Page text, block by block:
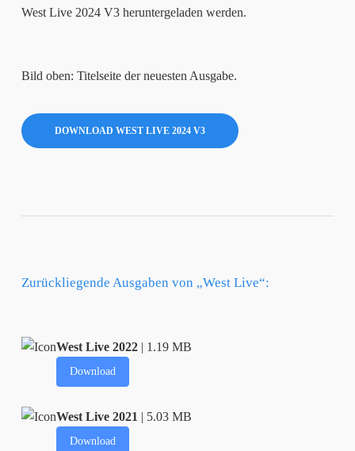
West Live 2024 V3 heruntergeladen werden.
Bild oben: Titelseite der neuesten Ausgabe.
DOWNLOAD WEST LIVE 2024 V3
Zurückliegende Ausgaben von „West Live“:
West Live 2022| 1.19 MB
Download
West Live 2021 | 5.03 MB
Download